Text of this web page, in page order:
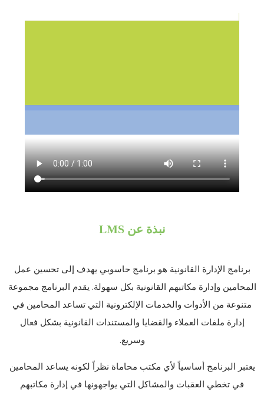
نبذة عن LMS
برنامج الإدارة القانونية هو برنامج حاسوبي يهدف إلى تحسين عمل
المحامين وإدارة مكاتبهم القانونية بكل سهولة. يقدم البرنامج مجموعة
متنوعة من الأدوات والخدمات الإلكترونية التي تساعد المحامين في
إدارة ملفات العملاء والقضايا والمستندات القانونية بشكل فعال
وسريع.
يعتبر البرنامج أساسياً لأي مكتب محاماة نظراً لكونه يساعد المحامين
في تخطي العقبات والمشاكل التي يواجهونها في إدارة مكاتبهم